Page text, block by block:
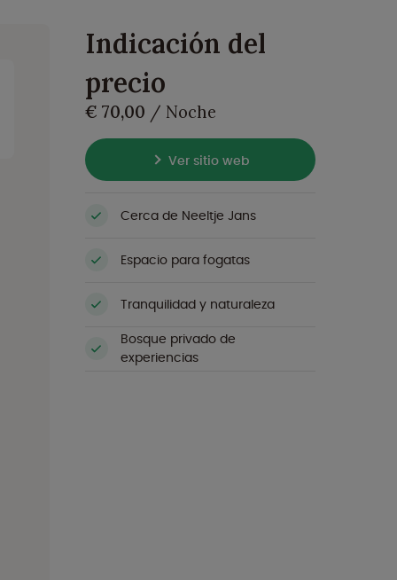
Indicación del
precio
€ 70,00 / Noche
Ver sitio web
Cerca de Neeltje Jans
Espacio para fogatas
Tranquilidad y naturaleza
Bosque privado de
experiencias